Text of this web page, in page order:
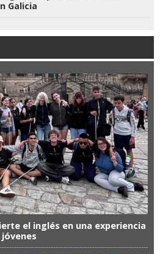
Galicia
el inglés en una experiencia